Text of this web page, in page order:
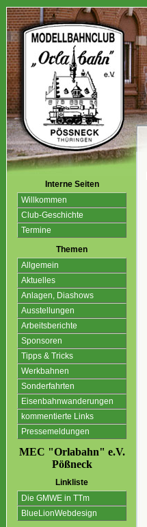
Interne Seiten
Willkommen
Club-Geschichte
Termine
Themen
Allgemein
Aktuelles
Anlagen, Diashows
Ausstellungen
Arbeitsberichte
Sponsoren
Tipps & Tricks
Werkbahnen
Sonderfahrten
Eisenbahnwanderungen
kommentierte Links
Pressemeldungen
MEC "Orlabahn" e.V.
Pößneck
Linkliste
Die GMWE in TTm
BlueLionWebdesign